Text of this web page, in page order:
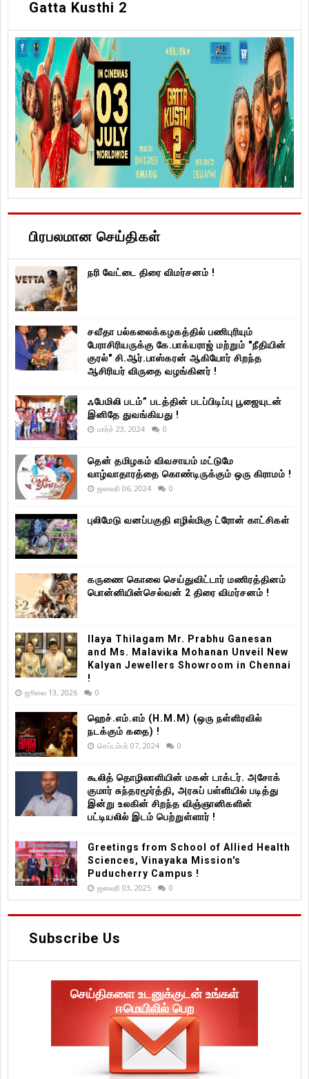
Gatta Kusthi 2
பிரபலமான செய்திகள்
நரி வேட்டை திரை விமர்சனம் !
சவீதா பல்கலைக்கழகத்தில் பணிபுரியும்
பேராசிரியருக்கு கே.பாக்யராஜ் மற்றும் "நீதியின்
குரல்" சி.ஆர்.பாஸ்கரன் ஆகியோர் சிறந்த
ஆசிரியர் விருதை வழங்கினர் !
ஃபேமிலி படம்” படத்தின் படப்பிடிப்பு பூஜையுடன்
இனிதே துவங்கியது !
மார்ச் 23, 2024 0
தென் தமிழகம் விவசாயம் மட்டுமே
வாழ்வாதாரத்தை கொண்டிருக்கும் ஒரு கிராமம் !
ஜனவரி 06, 2024 0
புலிமேடு வனப்பகுதி எழில்மிகு ட்ரோன் காட்சிகள்
கருணை கொலை செய்துவிட்டார் மணிரத்தினம்
பொன்னியின்செல்வன் 2 திரை விமர்சனம் !
Ilaya Thilagam Mr. Prabhu Ganesan
and Ms. Malavika Mohanan Unveil New
Kalyan Jewellers Showroom in Chennai
!
ஜூலை 13, 2026 0
ஹெச்.எம்.எம் (H.M.M) (ஒரு நள்ளிரவில்
நடக்கும் கதை) !
செப்டம்பர் 07, 2024 0
கூலித் தொழிலாளியின் மகன் டாக்டர். அசோக்
குமார் சுந்தரமூர்த்தி, அரசுப் பள்ளியில் படித்து
இன்று உலகின் சிறந்த விஞ்ஞானிகளின்
பட்டியலில் இடம் பெற்றுள்ளார் !
Greetings from School of Allied Health
Sciences, Vinayaka Mission's
Puducherry Campus !
ஜனவரி 03, 2025 0
Subscribe Us
செய்திகளை உடனுக்குடன் உங்கள்
ஈமெயிலில் பெற